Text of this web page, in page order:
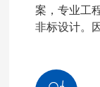
案，专业工
非标设计。